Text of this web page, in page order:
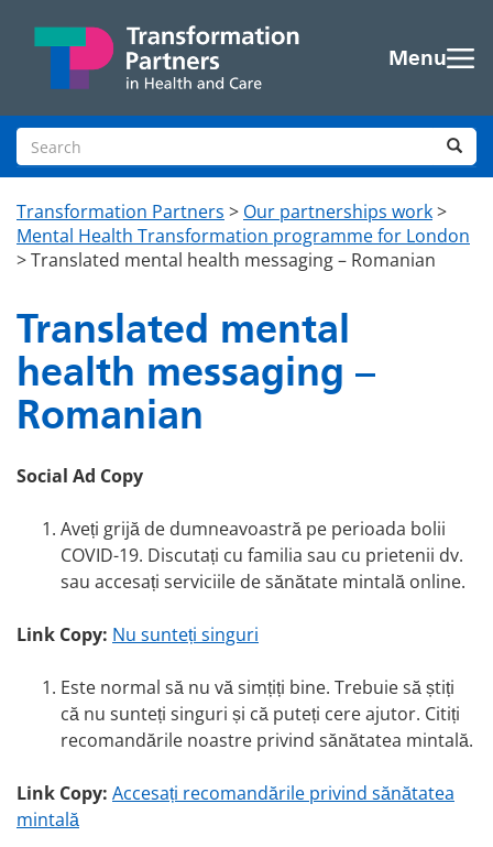
Menu
Search site
Transformation Partners > Our partnerships work>
Mental Health Transformation programme for London
>Translated mental health messaging – Romanian
Translated mental
health messaging –
Romanian
Social Ad Copy
Aveți grijă de dumneavoastră pe perioada bolii
COVID-19. Discutați cu familia sau cu prietenii dv.
sau accesați serviciile de sănătate mintală online.
Link Copy: Nu sunteți singuri
Este normal să nu vă simțiți bine. Trebuie să știți
că nu sunteți singuri și că puteți cere ajutor. Citiți
recomandările noastre privind sănătatea mintală.
Link Copy: Accesați recomandările privind sănătatea
mintală